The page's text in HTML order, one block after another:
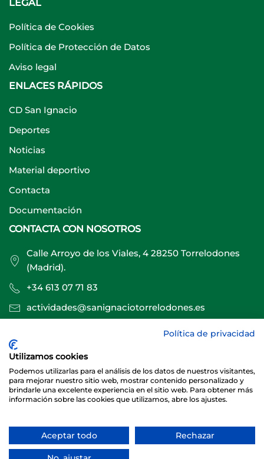
LEGAL
Política de Cookies
Política de Protección de Datos
Aviso legal
ENLACES RÁPIDOS
CD San Ignacio
Deportes
Noticias
Material deportivo
Contacta
Documentación
CONTACTA CON NOSOTROS
Calle Arroyo de los Viales, 4 28250 Torrelodones
(Madrid).
+34 613 07 71 83
actividades@sanignaciotorrelodones.es
Sitio web creado por
© 2026 Club Deportivo Básico San Ignacio Torrelodones
Política de privacidad
Utilizamos cookies
Podemos utilizarlas para el análisis de los datos de nuestros visitantes,
para mejorar nuestro sitio web, mostrar contenido personalizado y
brindarle una excelente experiencia en el sitio web. Para obtener más
información sobre las cookies que utilizamos, abre los ajustes.
Aceptar todo Rechazar